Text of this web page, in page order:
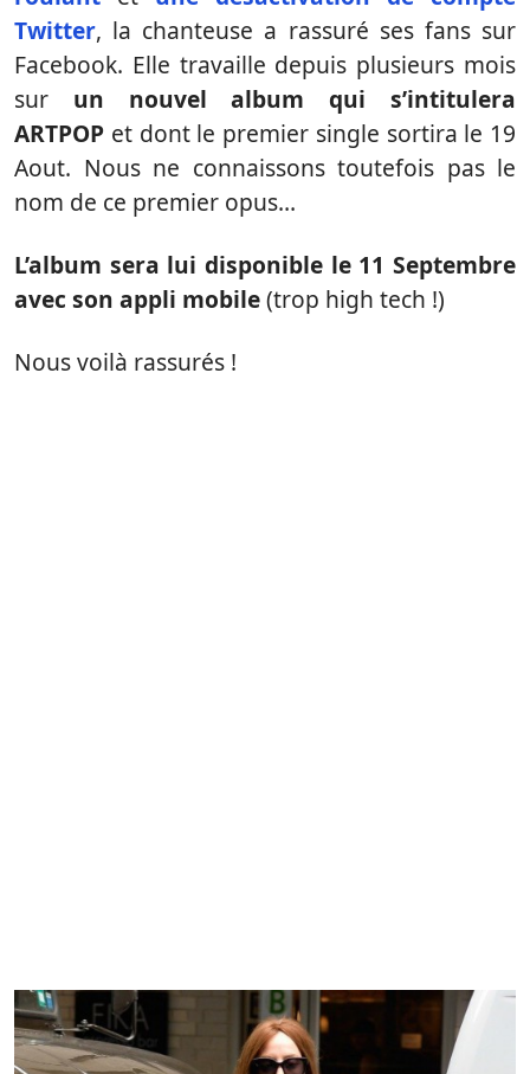
Twitter, la chanteuse a rassuré ses fans sur
Facebook. Elle travaille depuis plusieurs mois
sur un nouvel album qui s’intitulera
ARTPOP et dont le premier single sortira le 19
Aout. Nous ne connaissons toutefois pas le
nom de ce premier opus…
L’album sera lui disponible le 11 Septembre
avec son appli mobile(trop high tech !)
Nous voilà rassurés !